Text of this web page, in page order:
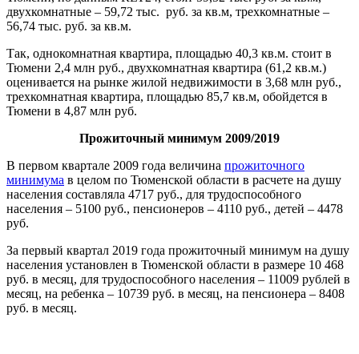
двухкомнатные – 59,72 тыс. руб. за кв.м, трехкомнатные –
56,74 тыс. руб. за кв.м.
Так, однокомнатная квартира, площадью 40,3 кв.м. стоит в
Тюмени 2,4 млн руб., двухкомнатная квартира (61,2 кв.м.)
оценивается на рынке жилой недвижимости в 3,68 млн руб.,
трехкомнатная квартира, площадью 85,7 кв.м, обойдется в
Тюмени в 4,87 млн руб.
Прожиточный минимум 2009/2019
В первом квартале 2009 года величина прожиточного
минимума в целом по Тюменской области в расчете на душу
населения составляла 4717 руб., для трудоспособного
населения – 5100 руб., пенсионеров – 4110 руб., детей – 4478
руб.
За первый квартал 2019 года прожиточный минимум на душу
населения установлен в Тюменской области в размере 10 468
руб. в месяц, для трудоспособного населения – 11009 рублей в
месяц, на ребенка – 10739 руб. в месяц, на пенсионера – 8408
руб. в месяц.